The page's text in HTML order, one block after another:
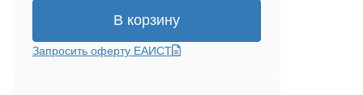
В корзину
Запросить оферту ЕАИСТ